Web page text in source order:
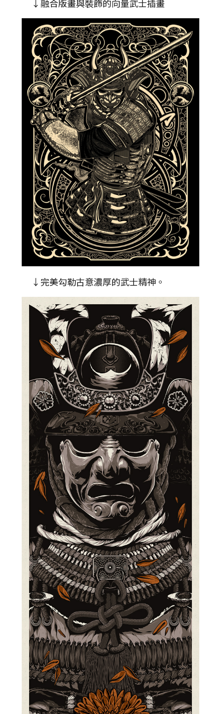
↓融合版畫與裝飾的向量武士插畫
↓完美勾勒古意濃厚的武士精神。